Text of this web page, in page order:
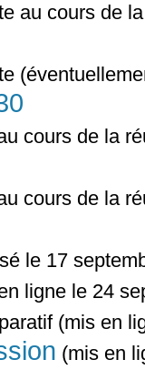
au cours de
cours de la
cours de la
le 17
ligne le 24
(mis en
(mis en